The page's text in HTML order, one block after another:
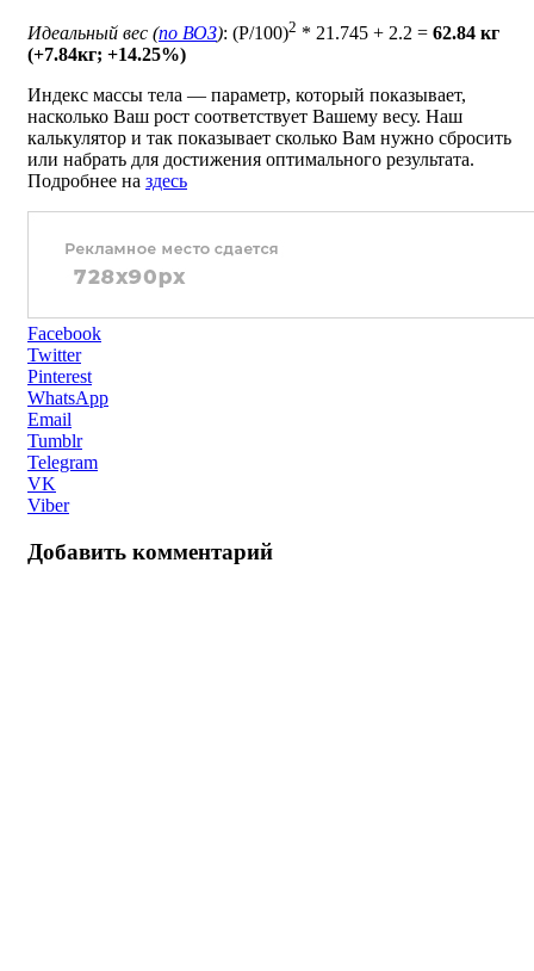
Идеальный вес (по ВОЗ): (P/100)2 * 21.745 + 2.2 = 62.84 кг
(+7.84кг; +14.25%)
Индекс массы тела — параметр, который показывает,
насколько Ваш рост соответствует Вашему весу. Наш
калькулятор и так показывает сколько Вам нужно сбросить
или набрать для достижения оптимального результата.
Подробнее на здесь
Facebook
Twitter
Pinterest
WhatsApp
Email
Tumblr
Telegram
VK
Viber
Добавить комментарий